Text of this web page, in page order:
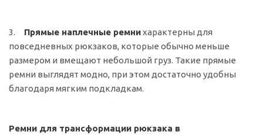
3. Прямые наплечные ремнихарактерны для
повседневных рюкзаков, которые обычно меньше
размером и вмещают небольшой груз. Такие прямые
ремни выглядят модно, при этом достаточно удобны
благодаря мягким подкладкам.
Ремни для трансформации рюкзака в